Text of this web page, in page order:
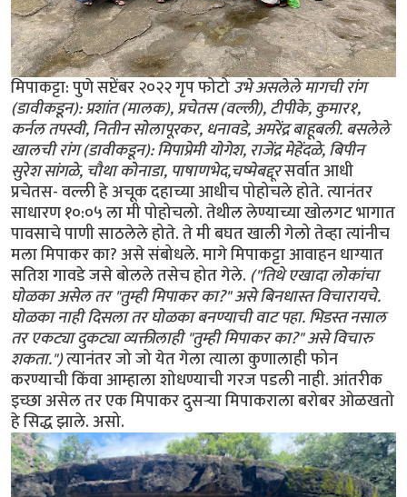
मिपाकट्टा: पुणे सप्टेंबर २०२२ गृप फोटोउभे असलेले मागची रांग
(डावीकडून): प्रशांत (मालक), प्रचेतस (वल्ली), टीपीके, कुमार१,
कर्नल तपस्वी, नितीन सोलापूरकर, धनावडे, अमरेंद्र बाहूबली. बसलेले
खालची रांग (डावीकडून): मिपाप्रेमी योगेश, राजेंद्र मेहेंदळे, बिपीन
सुरेश सांगळे, चौथा कोनाडा, पाषाणभेद,चष्मेबद्दूरसर्वात आधी
प्रचेतस- वल्ली हे अचूक दहाच्या आधीच पोहोचले होते. त्यानंतर
साधारण १०:०५ ला मी पोहोचलो. तेथील लेण्याच्या खोलगट भागात
पावसाचे पाणी साठलेले होते. ते मी बघत खाली गेलो तेव्हा त्यांनीच
मला मिपाकर का? असे संबोधले. मागे मिपाकट्टा आवाहन धाग्यात
सतिश गावडे जसे बोलले तसेच होत गेले.("तिथे एखादा लोकांचा
घोळका असेल तर "तुम्ही मिपाकर का?" असे बिनधास्त विचारायचे.
घोळका नाही दिसला तर घोळका बनण्याची वाट पहा. भिडस्त नसाल
तर एकट्या दुकट्या व्यक्तीलाही "तुम्ही मिपाकर का?" असे विचारु
शकता.")त्यानंतर जो जो येत गेला त्याला कुणालाही फोन
करण्याची किंवा आम्हाला शोधण्याची गरज पडली नाही. आंतरीक
इच्छा असेल तर एक मिपाकर दुसर्‍या मिपाकराला बरोबर ओळखतो
हे सिद्ध झाले. असो.